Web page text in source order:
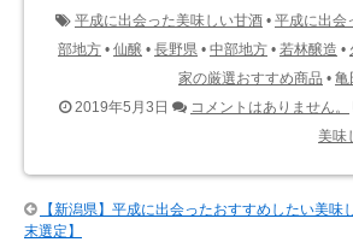
平成に出会った美味しい甘酒 • 平成に出会
部地方 • 仙醸 • 長野県 • 中部地方 • 若林醸造 •
家の厳選おすすめ商品 • 亀
2019年5月3日
コメントはありません。
美味
【新潟県】平成に出会ったおすすめしたい美味
末選定】